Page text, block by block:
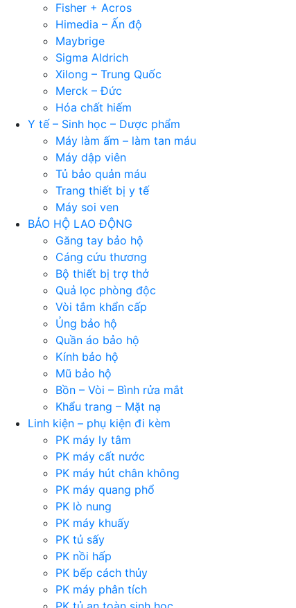
Fisher + Acros
Himedia – Ấn độ
Maybrige
Sigma Aldrich
Xilong – Trung Quốc
Merck – Đức
Hóa chất hiếm
Y tế – Sinh học – Dược phẩm
Máy làm ấm – làm tan máu
Máy dập viên
Tủ bảo quản máu
Trang thiết bị y tế
Máy soi ven
BẢO HỘ LAO ĐỘNG
Găng tay bảo hộ
Cáng cứu thương
Bộ thiết bị trợ thở
Quả lọc phòng độc
Vòi tắm khẩn cấp
Ủng bảo hộ
Quần áo bảo hộ
Kính bảo hộ
Mũ bảo hộ
Bồn – Vòi – Bình rửa mắt
Khẩu trang – Mặt nạ
Linh kiện – phụ kiện đi kèm
PK máy ly tâm
PK máy cất nước
PK máy hút chân không
PK máy quang phổ
PK lò nung
PK máy khuấy
PK tủ sấy
PK nồi hấp
PK bếp cách thủy
PK máy phân tích